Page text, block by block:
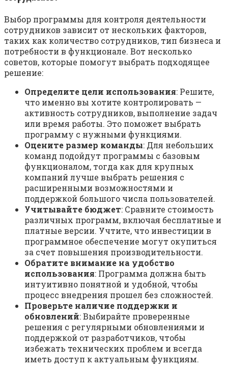
Выбор программы для контроля деятельности
сотрудников зависит от нескольких факторов,
таких как количество сотрудников, тип бизнеса и
потребности в функционале. Вот несколько
советов, которые помогут выбрать подходящее
решение:
Определите цели использования: Решите,
что именно вы хотите контролировать —
активность сотрудников, выполнение задач
или время работы. Это поможет выбрать
программу с нужными функциями.
Оцените размер команды: Для небольших
команд подойдут программы с базовым
функционалом, тогда как для крупных
компаний лучше выбрать решения с
расширенными возможностями и
поддержкой большого числа пользователей.
Учитывайте бюджет: Сравните стоимость
различных программ, включая бесплатные и
платные версии. Учтите, что инвестиции в
программное обеспечение могут окупиться
за счет повышения производительности.
Обратите внимание на удобство
использования: Программа должна быть
интуитивно понятной и удобной, чтобы
процесс внедрения прошел без сложностей.
Проверьте наличие поддержки и
обновлений: Выбирайте проверенные
решения с регулярными обновлениями и
поддержкой от разработчиков, чтобы
избежать технических проблем и всегда
иметь доступ к актуальным функциям.